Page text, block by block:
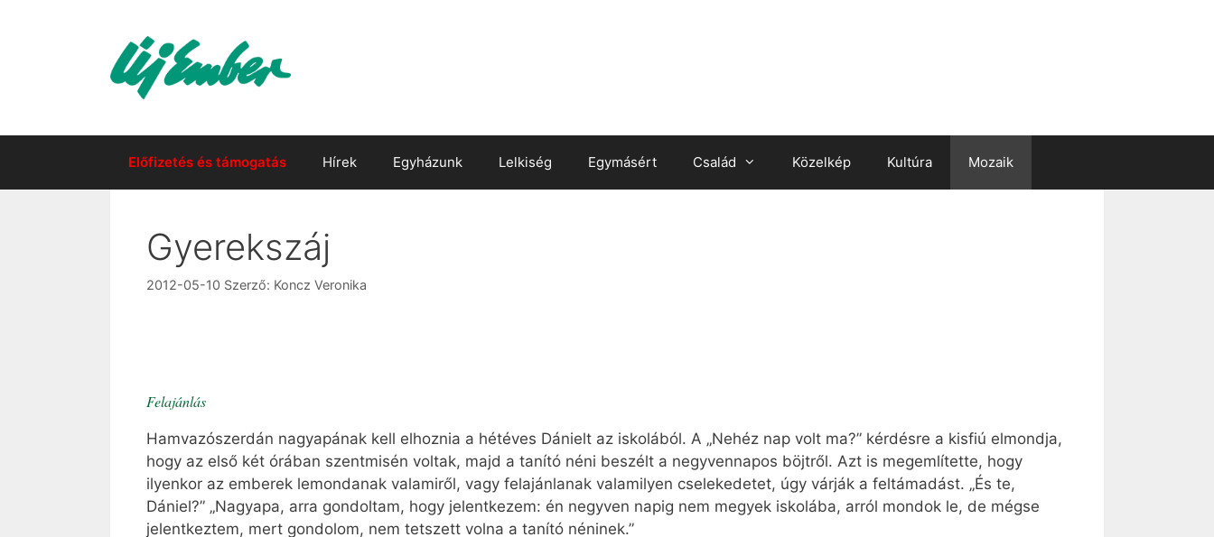
Előfizetés és támogatás Hírek Egyházunk Lelkiség Egymásért Család Közelkép Kultúra Mozaik
Gyerekszáj
2012-05-10 Szerző: Koncz Veronika
Felajánlás
Hamvazószerdán nagyapának kell elhoznia a hétéves Dánielt az iskolából. A „Nehéz nap volt ma?” kérdésre a kisfiú elmondja,
hogy az első két órában szentmisén voltak, majd a tanító néni beszélt a negyvennapos böjtről. Azt is megemlítette, hogy
ilyenkor az emberek lemondanak valamiről, vagy felajánlanak valamilyen cselekedetet, úgy várják a feltámadást. „És te,
Dániel?” „Nagyapa, arra gondoltam, hogy jelentkezem: én negyven napig nem megyek iskolába, arról mondok le, de mégse
jelentkeztem, mert gondolom, nem tetszett volna a tanító néninek.”